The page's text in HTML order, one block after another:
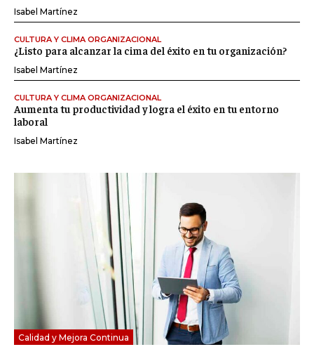
Isabel Martínez
CULTURA Y CLIMA ORGANIZACIONAL
¿Listo para alcanzar la cima del éxito en tu organización?
Isabel Martínez
CULTURA Y CLIMA ORGANIZACIONAL
Aumenta tu productividad y logra el éxito en tu entorno
laboral
Isabel Martínez
Calidad y Mejora Continua